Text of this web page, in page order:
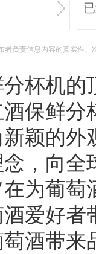
者负责信息内容的真实性
杯机
保鲜
颖的
，向全
为葡
爱好
酒带